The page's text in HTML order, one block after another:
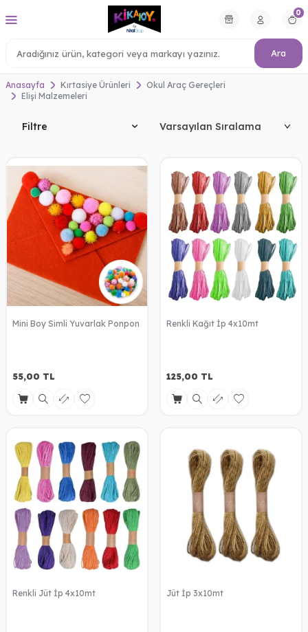
Ara
0
Anasayfa Kırtasiye Ürünleri
Okul Araç Gereçleri
Elişi Malzemeleri
Filtre
Mini Boy Simli Yuvarlak Ponpon
55,00 TL
Renkli Kağıt İp 4x10mt
125,00 TL
Renkli Jüt İp 4x10mt Jüt İp 3x10mt